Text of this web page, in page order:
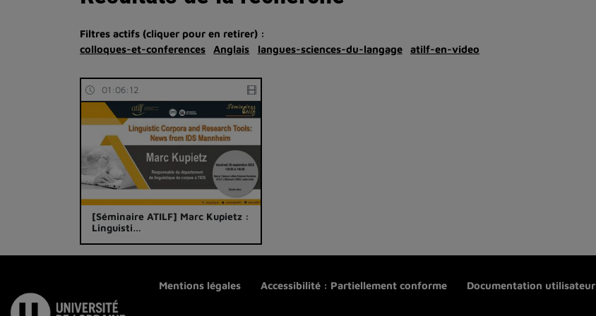
Filtres actifs (cliquer pour en retirer) :
colloques-et-conferences
Anglais langues-sciences-du-langage atilf-en-video
01:06:12
[Séminaire ATILF] Marc Kupietz :
Linguisti…
Mentions légales Accessibilité : Partiellement conforme Documentation utilisateur